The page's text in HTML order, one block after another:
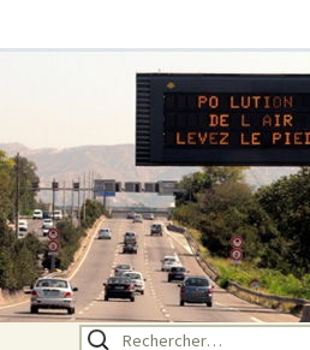
Rechercher :